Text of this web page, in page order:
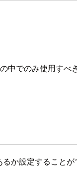
中でのみ使用す
か設定すること